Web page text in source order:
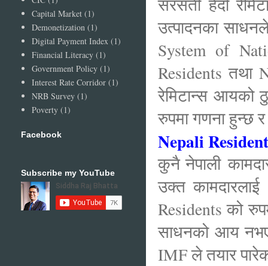
सरसर्ती हेर्दा
उत्पादनका
System of
Residents तथा
रेमिटान्स आयको
रुपमा गणना हुन्छ
Nepali
कुनै नेपाली
उक्त
Residents को
साधनको आय
IMF ले तयार
Capital Market (1)
Demonetization (1)
Digital Payment Index (1)
Financial Literacy (1)
Government Policy (1)
Interest Rate Corridor (1)
NRB Survey (1)
Poverty (1)
Facebook
Subscribe my YouTube